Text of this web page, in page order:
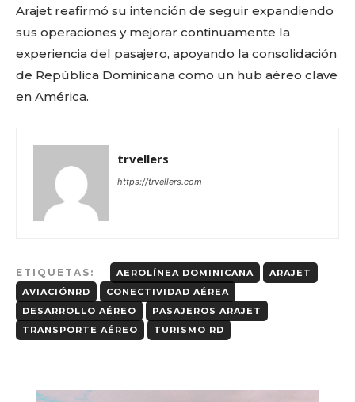
Arajet reafirmó su intención de seguir expandiendo
sus operaciones y mejorar continuamente la
experiencia del pasajero, apoyando la consolidación
de República Dominicana como un hub aéreo clave
en América.
trvellers
https://trvellers.com
ETIQUETAS: AEROLÍNEA DOMINICANA
ARAJET
AVIACIÓNRD
CONECTIVIDAD AÉREA
DESARROLLO AÉREO
PASAJEROS ARAJET
TRANSPORTE AÉREO
TURISMO RD